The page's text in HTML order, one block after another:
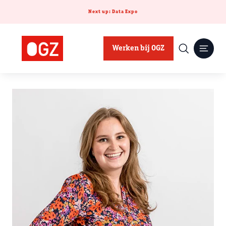
Next up: Data Expo
Werken bij OGZ